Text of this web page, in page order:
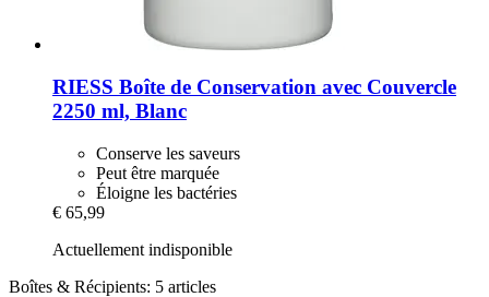
RIESS Boîte de Conservation avec Couvercle
2250 ml, Blanc
Conserve les saveurs
Peut être marquée
Éloigne les bactéries
€ 65,99
Actuellement indisponible
Boîtes & Récipients: 5 articles